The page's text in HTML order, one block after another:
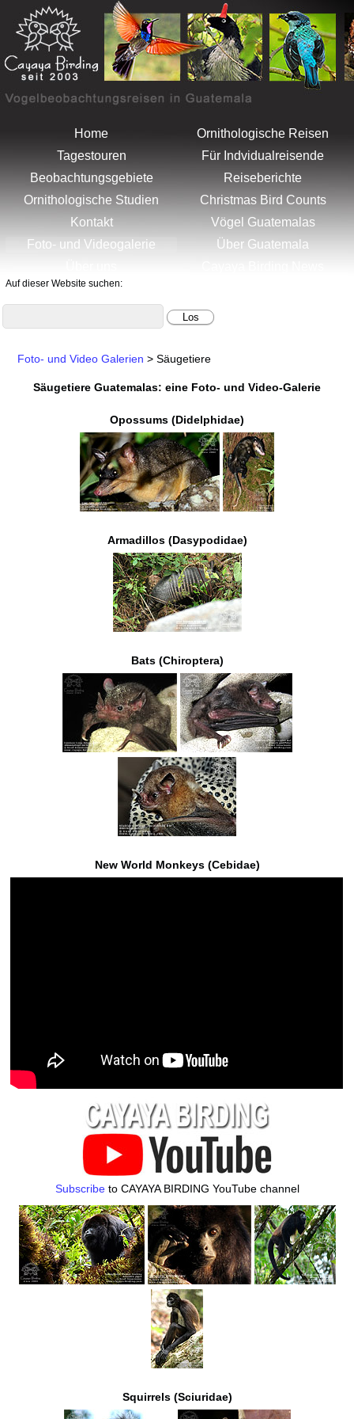
Home
Ornithologische Reisen
Tagestouren
Für Indvidualreisende
Beobachtungsgebiete
Reiseberichte
Ornithologische Studien
Christmas Bird Counts
Kontakt
Vögel Guatemalas
Artenliste
Foto- und Videogalerie
Über Guatemala
Auf dieser Website suchen:
Foto- und Video Galerien >Säugetiere
Säugetiere Guatemalas: eine Foto- und Video-Galerie
Opossums (Didelphidae)
Armadillos (Dasypodidae)
Bats (Chiroptera)
New World Monkeys (Cebidae)
Subscribeto CAYAYA BIRDING YouTube channel
Squirrels (Sciuridae)